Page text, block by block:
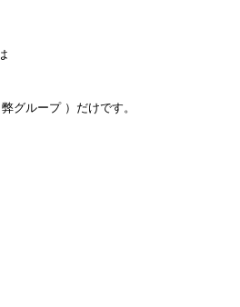
グループ ）だけです。